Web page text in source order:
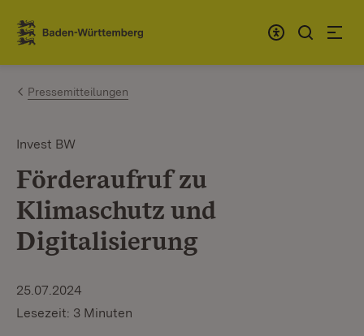
Zum Inhalt springen
Link zur Startseite
Pressemitteilungen
Invest BW
Förderaufruf zu
Klimaschutz und
Digitalisierung
25.07.2024
Lesezeit: 3 Minuten